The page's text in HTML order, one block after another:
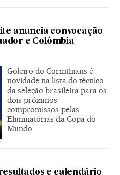
anuncia convocação
e Colômbia
Goleiro do Corinthians é
novidade na lista do técnico
da seleção brasileira para os
dois próximos
compromissos pelas
Eliminatórias da Copa do
Mundo
e calendário